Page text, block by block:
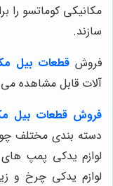
مکانیکی کوماتسو را
سازند.
فروش قطعات بیل
آلات قابل مشاهده
فروش قطعات بیل
دسته بندی مختلف
لوازم یدکی پمپ
لوازم یدکی چرخ و